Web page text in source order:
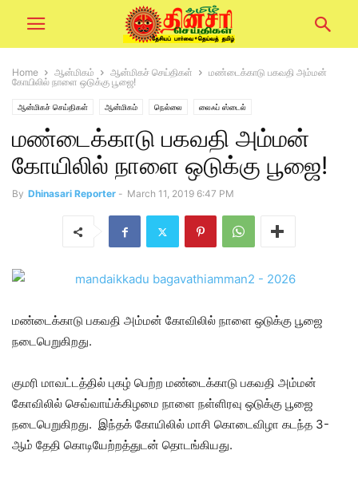
Home ஆன்மிகம் ஆன்மிகச் செய்திகள்
மண்டைக்காடு பகவதி அம்மன்
கோயிலில் நாளை ஒடுக்கு பூஜை!
ஆன்மிகச் செய்திகள் ஆன்மிகம் நெல்லை லைஃப் ஸ்டைல்
மண்டைக்காடு பகவதி அம்மன்
கோயிலில் நாளை ஒடுக்கு பூஜை!
By Dhinasari Reporter - March 11, 2019 6:47 PM
மண்டைக்காடு பகவதி அம்மன் கோவிலில் நாளை ஒடுக்கு பூஜை
நடைபெறுகிறது.
குமரி மாவட்டத்தில் புகழ் பெற்ற மண்டைக்காடு பகவதி அம்மன்
கோவிலில் செவ்வாய்க்கிழமை நாளை நள்ளிரவு ஒடுக்கு பூஜை
நடைபெறுகிறது. இந்தக் கோயிலில் மாசி கொடைவிழா கடந்த 3-
ஆம் தேதி கொடியேற்றத்துடன் தொடங்கியது.